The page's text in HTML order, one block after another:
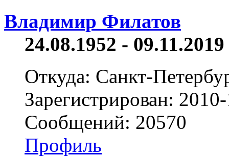
Владимир Филатов
24.08.1952 -
Откуда: Санкт-
Зарегистрирован:
Сообщений: 20570
Профиль